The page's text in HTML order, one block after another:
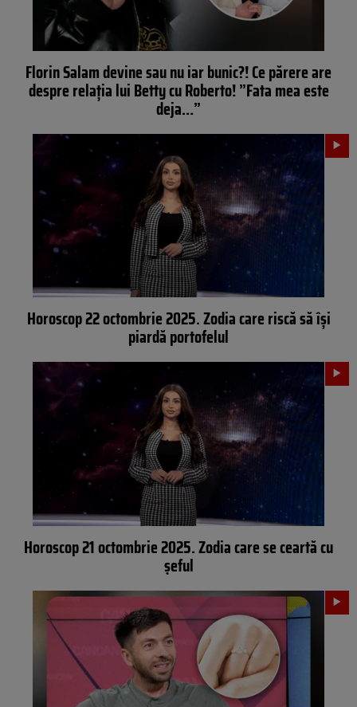
Florin Salam devine sau nu iar bunic?! Ce părere are
despre relația lui Betty cu Roberto! ”Fata mea este
deja…”
Horoscop 22 octombrie 2025. Zodia care riscă să își
piardă portofelul
Horoscop 21 octombrie 2025. Zodia care se ceartă cu
șeful